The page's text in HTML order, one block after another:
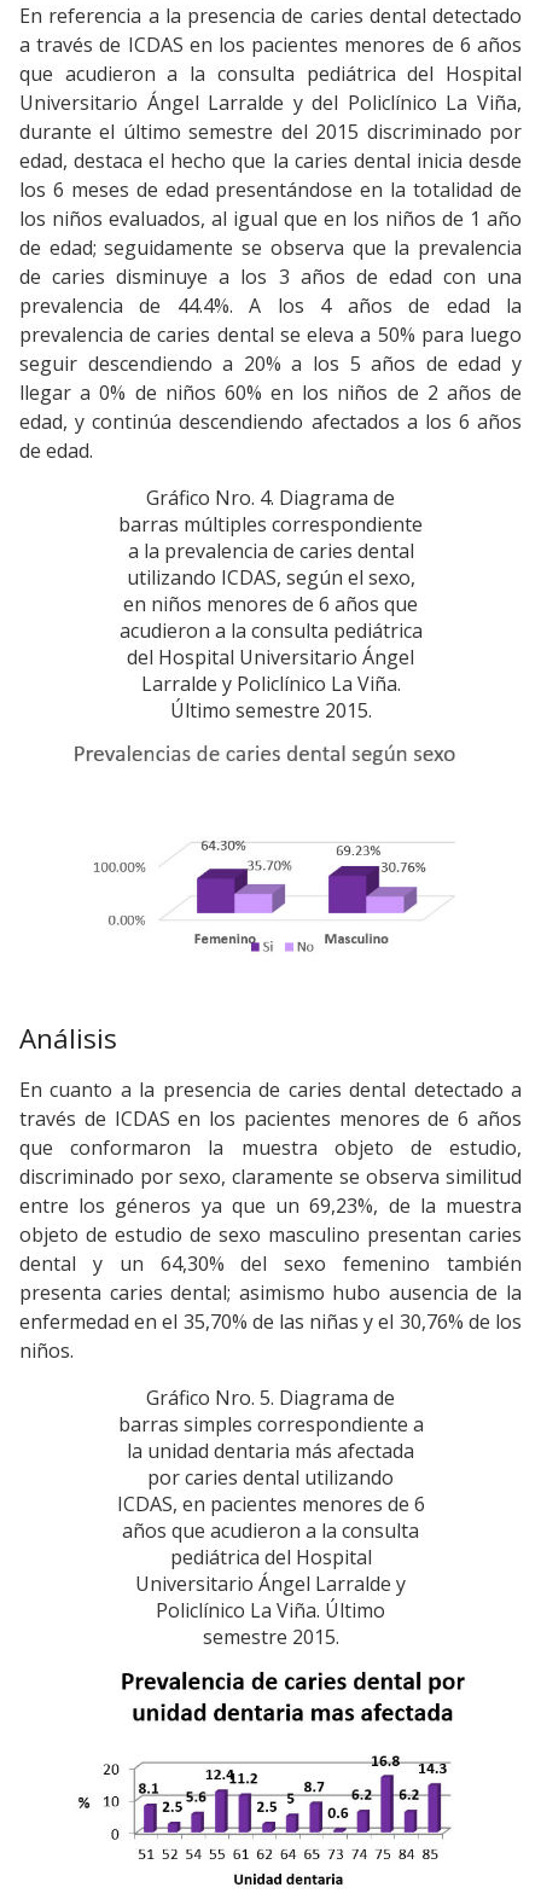
En referencia a la presencia de caries dental detectado
a través de ICDAS en los pacientes menores de 6 años
que acudieron a la consulta pediátrica del Hospital
Universitario Ángel Larralde y del Policlínico La Viña,
durante el último semestre del 2015 discriminado por
edad, destaca el hecho que la caries dental inicia desde
los 6 meses de edad presentándose en la totalidad de
los niños evaluados, al igual que en los niños de 1 año
de edad; seguidamente se observa que la prevalencia
de caries disminuye a los 3 años de edad con una
prevalencia de 44.4%. A los 4 años de edad la
prevalencia de caries dental se eleva a 50% para luego
seguir descendiendo a 20% a los 5 años de edad y
llegar a 0% de niños 60% en los niños de 2 años de
edad, y continúa descendiendo afectados a los 6 años
de edad.
Gráfico Nro. 4. Diagrama de
barras múltiples correspondiente
a la prevalencia de caries dental
utilizando ICDAS, según el sexo,
en niños menores de 6 años que
acudieron a la consulta pediátrica
del Hospital Universitario Ángel
Larralde y Policlínico La Viña.
Último semestre 2015.
Análisis
En cuanto a la presencia de caries dental detectado a
través de ICDAS en los pacientes menores de 6 años
que conformaron la muestra objeto de estudio,
discriminado por sexo, claramente se observa similitud
entre los géneros ya que un 69,23%, de la muestra
objeto de estudio de sexo masculino presentan caries
dental y un 64,30% del sexo femenino también
presenta caries dental; asimismo hubo ausencia de la
enfermedad en el 35,70% de las niñas y el 30,76% de los
niños.
Gráfico Nro. 5. Diagrama de
barras simples correspondiente a
la unidad dentaria más afectada
por caries dental utilizando
ICDAS, en pacientes menores de 6
años que acudieron a la consulta
pediátrica del Hospital
Universitario Ángel Larralde y
Policlínico La Viña. Último
semestre 2015.